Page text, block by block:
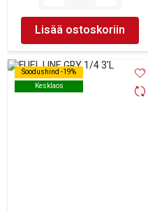
Lisää ostoskoriin
Soodushind -19%
Kesklaos
Soodushind -19%
Kesklaos